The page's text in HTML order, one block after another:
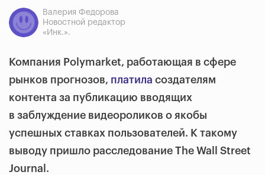
Валерия Федорова
Новостной редактор
«Инк.».
Компания Polymarket, работающая в сфере
рынков прогнозов, платила создателям
контента за публикацию вводящих
в заблуждение видеороликов о якобы
успешных ставках пользователей. К такому
выводу пришло расследование The Wall Street
Journal.